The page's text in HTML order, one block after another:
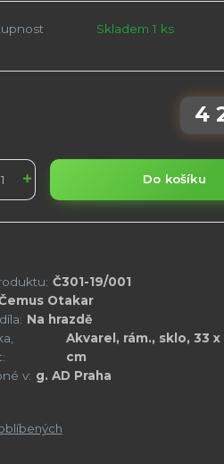
Skladem 1 ks
4
Do košíku
Č301-19/001
Otakar
Na hrazdě
Akvarel, rám., sklo, 33 x
cm
v: g. AD Praha